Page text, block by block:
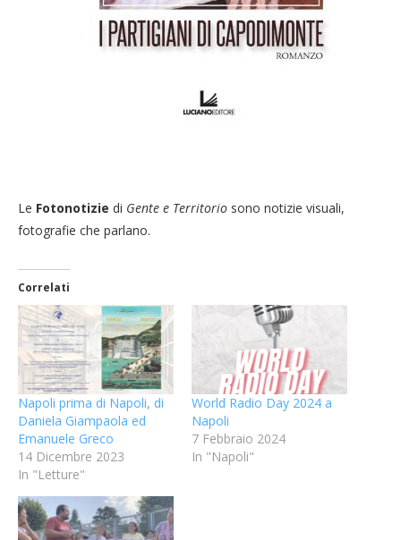
Le Fotonotizie di Gente e Territorio sono notizie visuali,
fotografie che parlano.
Correlati
Napoli prima di Napoli, di
Daniela Giampaola ed
Emanuele Greco
14 Dicembre 2023
In "Letture"
World Radio Day 2024 a
Napoli
7 Febbraio 2024
In "Napoli"